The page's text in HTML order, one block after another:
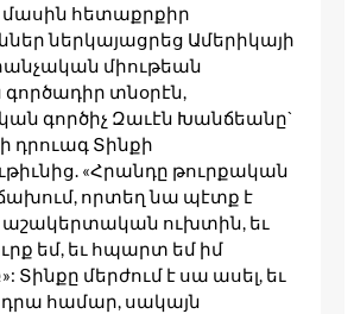
մասին հետաքրքիր
ներկայացրեց Ամերիկայի
միութեան
գործադիր տնօրէն,
գործիչ Զաւէն Խանճեանը`
դրուագ Տինքի
«Հրանդը թուրքական
որտեղ նա պէտք է
աշակերտական ուխտին, եւ
եմ, եւ հպարտ եմ իմ
Տինքը մերժում է սա ասել, եւ
համար, սակայն